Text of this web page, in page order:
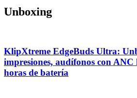
Unboxing
KlipXtreme EdgeBuds Ultra:
impresiones, audífonos con
horas de batería